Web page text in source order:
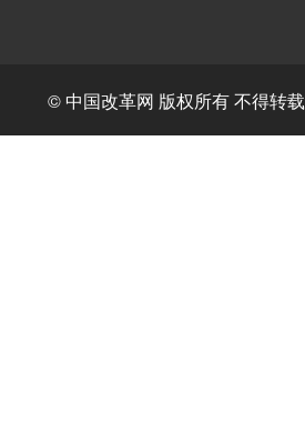
© 中国改革网 版权所有 不得转载